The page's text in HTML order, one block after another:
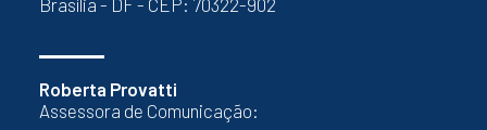
Brasília - DF - CEP: 70322-902
Roberta Provatti
Assessora de Comunicação: